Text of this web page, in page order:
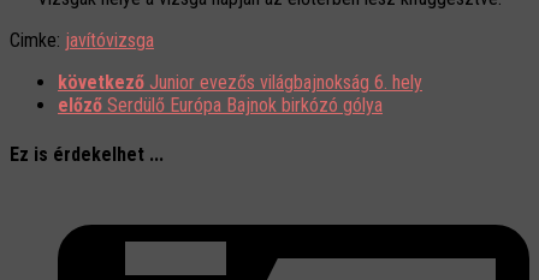
Cimke: javítóvizsga
következő Junior evezős világbajnokság 6. hely
előző Serdülő Európa Bajnok birkózó gólya
Ez is érdekelhet ...